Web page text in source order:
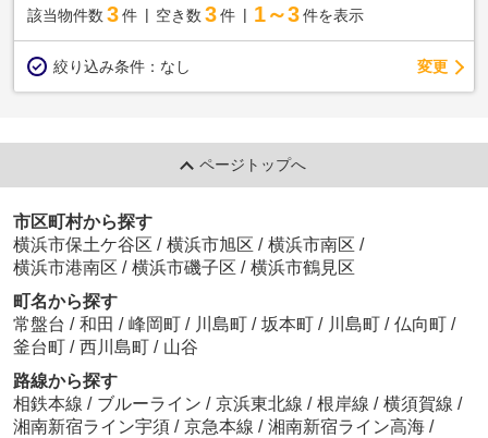
該当物件数 3件 空き数 3 件 1～3 件を表示
絞り込み条件： なし 変更
ページトップへ
市区町村から探す
横浜市保土ケ谷区 / 横浜市旭区 / 横浜市南区 /
横浜市港南区 / 横浜市磯子区 / 横浜市鶴見区
町名から探す
常盤台 / 和田 / 峰岡町 / 川島町 / 坂本町 / 川島町 / 仏向町 /
釜台町 / 西川島町 / 山谷
路線から探す
相鉄本線 / ブルーライン / 京浜東北線 / 根岸線 / 横須賀線 /
湘南新宿ライン宇須 / 京急本線 / 湘南新宿ライン高海 /